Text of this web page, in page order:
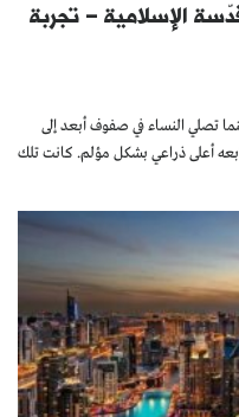
الإسلامية – تجربة
تصلي النساء في صفوف أبعد إلى
أعلى ذراعي بشكل مؤلم. كانت تلك